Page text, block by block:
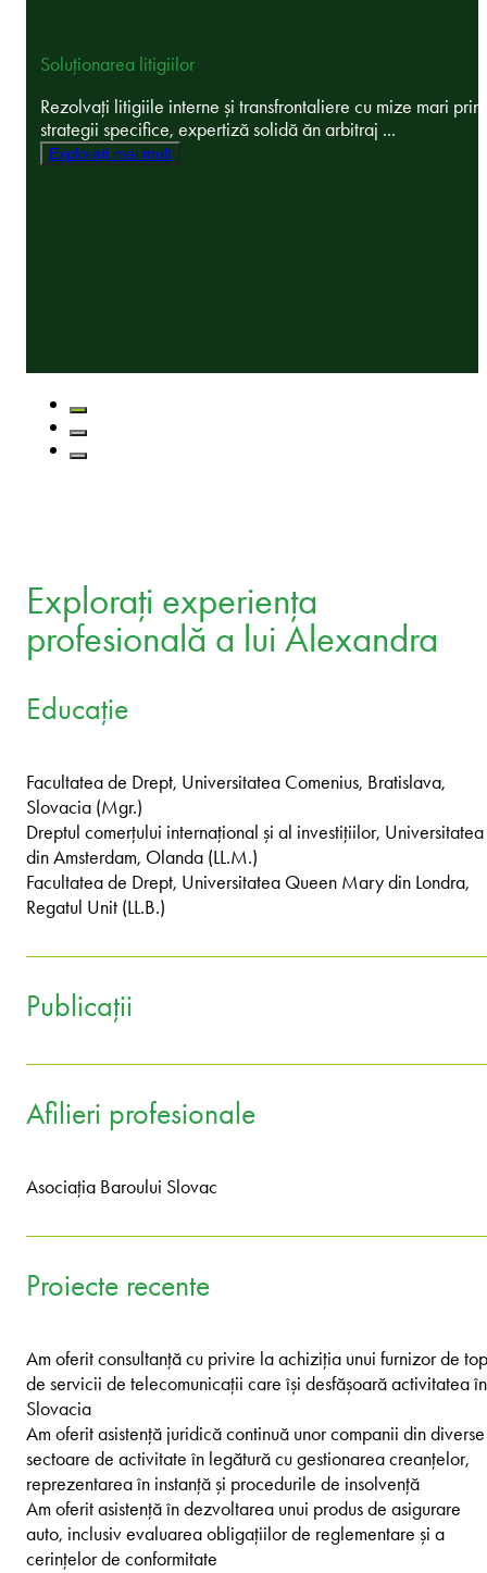
Soluționarea litigiilor
Rezolvați litigiile interne și transfrontaliere cu mize mari prin
strategii specifice, expertiză solidă ăn arbitraj ...
Explorați mai mult
Explorați experiența
profesională a lui Alexandra
Educație
Facultatea de Drept, Universitatea Comenius, Bratislava,
Slovacia (Mgr.)
Dreptul comerțului internațional și al investițiilor, Universitatea
din Amsterdam, Olanda (LL.M.)
Facultatea de Drept, Universitatea Queen Mary din Londra,
Regatul Unit (LL.B.)
Publicații
Afilieri profesionale
Asociația Baroului Slovac
Proiecte recente
Am oferit consultanță cu privire la achiziția unui furnizor de top
de servicii de telecomunicații care își desfășoară activitatea în
Slovacia
Am oferit asistență juridică continuă unor companii din diverse
sectoare de activitate în legătură cu gestionarea creanțelor,
reprezentarea în instanță și procedurile de insolvență
Am oferit asistență în dezvoltarea unui produs de asigurare
auto, inclusiv evaluarea obligațiilor de reglementare și a
cerințelor de conformitate